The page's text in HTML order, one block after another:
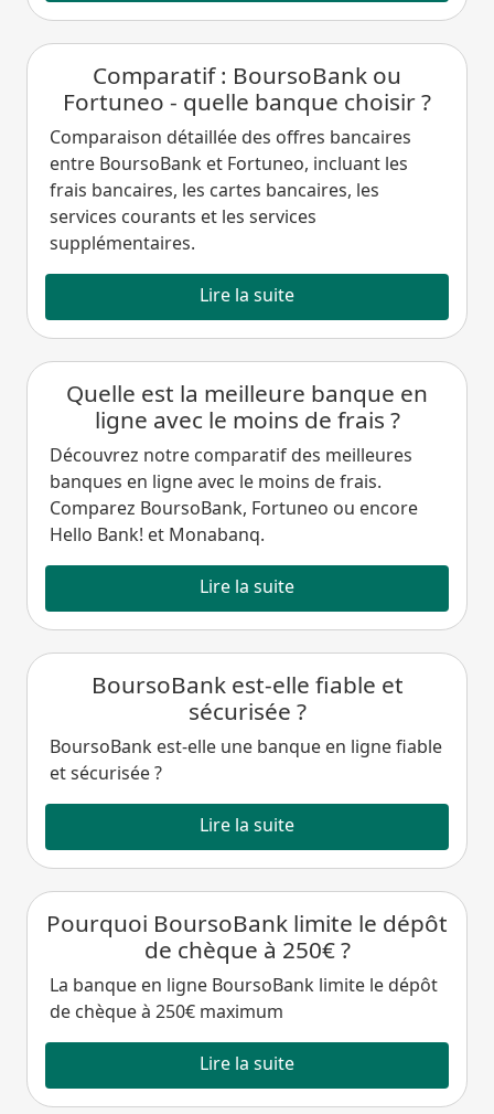
Comparatif : BoursoBank ou
Fortuneo - quelle banque choisir ?
Comparaison détaillée des offres bancaires
entre BoursoBank et Fortuneo, incluant les
frais bancaires, les cartes bancaires, les
services courants et les services
supplémentaires.
Lire la suite
Quelle est la meilleure banque en
ligne avec le moins de frais ?
Découvrez notre comparatif des meilleures
banques en ligne avec le moins de frais.
Comparez BoursoBank, Fortuneo ou encore
Hello Bank! et Monabanq.
Lire la suite
BoursoBank est-elle fiable et
sécurisée ?
BoursoBank est-elle une banque en ligne fiable
et sécurisée ?
Lire la suite
Pourquoi BoursoBank limite le dépôt
de chèque à 250€ ?
La banque en ligne BoursoBank limite le dépôt
de chèque à 250€ maximum
Lire la suite